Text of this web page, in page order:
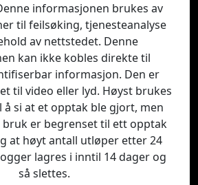
informasjonen brukes av
til feilsøking, tjenesteanalyse
av nettstedet. Denne
kan ikke kobles direkte til
informasjon. Den er
til video eller lyd. Høyst brukes
å si at et opptak ble gjort, men
bruk er begrenset til ett opptak
at høyt antall utløper etter 24
lagres i inntil 14 dager og
så slettes.